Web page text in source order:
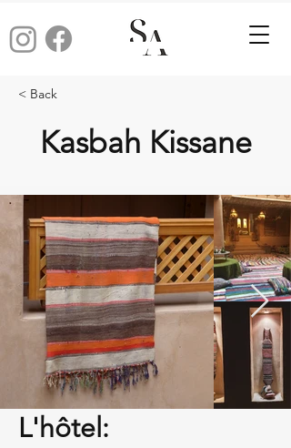
< Back
Kasbah Kissane
L'hôtel: